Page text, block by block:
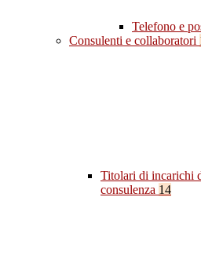
Telefono e
Consulenti e collaboratori
Titolari di incarichi
consulenza 14